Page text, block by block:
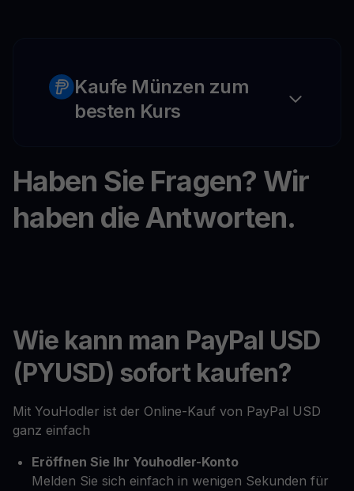
Kaufe Münzen zum
besten Kurs
Haben Sie Fragen? Wir
haben die Antworten.
Wie kann man PayPal USD
(PYUSD) sofort kaufen?
Mit YouHodler ist der Online-Kauf von PayPal USD
ganz einfach
Eröffnen Sie Ihr Youhodler-Konto
Melden Sie sich einfach in wenigen Sekunden für